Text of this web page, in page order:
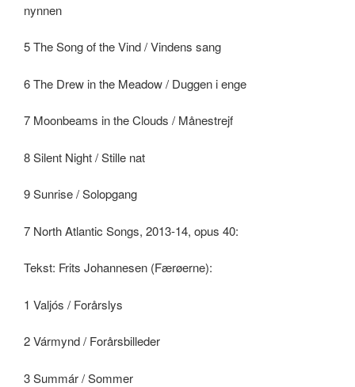
nynnen
5 The Song of the Vind / Vindens sang
6 The Drew in the Meadow / Duggen i enge
7 Moonbeams in the Clouds / Månestrejf
8 Silent Night / Stille nat
9 Sunrise / Solopgang
7 North Atlantic Songs, 2013-14, opus 40:
Tekst: Frits Johannesen (Færøerne):
1 Valjós / Forårslys
2 Vármynd / Forårsbilleder
3 Summár / Sommer